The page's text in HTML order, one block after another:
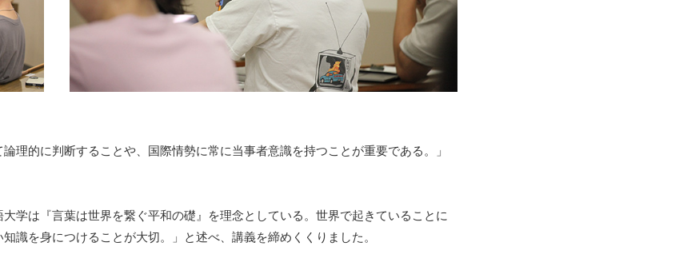
理的に判断することや、国際情勢に常に当事者意識を持つことが重要である。」
学は『言葉は世界を繋ぐ平和の礎』を理念としている。世界で起きていることに
識を身につけることが大切。」と述べ、講義を締めくくりました。